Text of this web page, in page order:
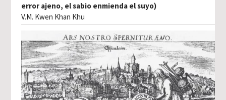
error ajeno, el sabio enmienda el suyo)
V.M. Kwen Khan Khu